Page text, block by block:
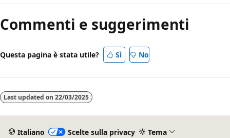
di
lettura
Commenti e suggerimenti
Questa pagina è stata utile? Sì No
Last updated on 22/03/2025
Italiano Scelte sulla privacy Tema